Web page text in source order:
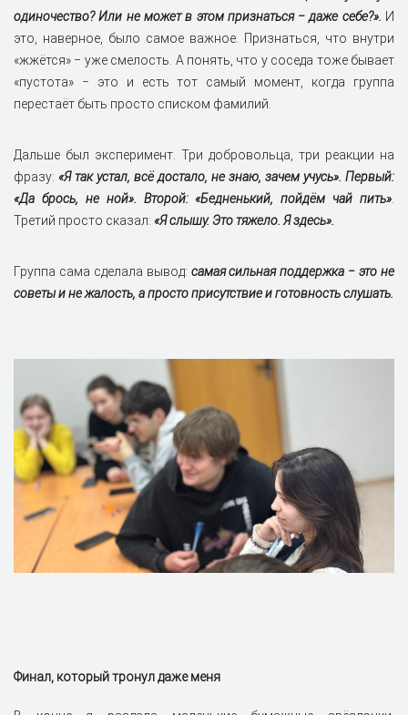
одиночество? Или не может в этом признаться ‒ даже себе?». И
это, наверное, было самое важное. Признаться, что внутри
«жжётся» ‒ уже смелость. А понять, что у соседа тоже бывает
«пустота» ‒ это и есть тот самый момент, когда группа
перестаёт быть просто списком фамилий.
Дальше был эксперимент. Три добровольца, три реакции на
фразу: «Я так устал, всё достало, не знаю, зачем учусь». Первый:
«Да брось, не ной». Второй: «Бедненький, пойдём чай пить»
Третий просто сказал: «Я слышу. Это тяжело. Я здесь».
Группа сама сделала вывод: самая сильная поддержка ‒ это не
советы и не жалость, а просто присутствие и готовность слушать.
Финал, который тронул даже меня